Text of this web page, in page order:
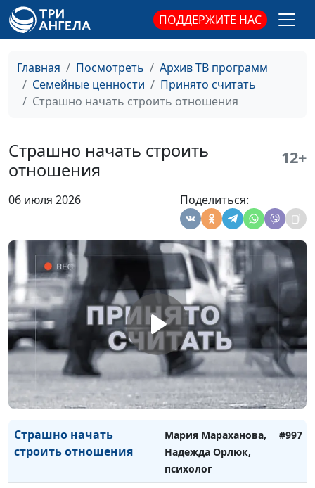
ПОДДЕРЖИТЕ НАС
Главная Посмотреть
Архив ТВ программ
Семейные ценности
Принято считать
Страшно начать строить отношения
Страшно начать строить
отношения
12+
06 июля 2026 Поделиться:
нестабилен
Надежда Орлюк,
психолог
Как жить после утраты
Мария Мараханова,
Надежда Орлюк,
психолог
#1000
Правильно ли всегда
соглашаться, лишь бы
не конфликтовать?
Мария Мараханова,
Надежда Орлюк,
психолог
#999
Ответственны ли мы за
чувства других людей?
Мария Мараханова,
Надежда Орлюк,
психолог
#998
Страшно начать
строить отношения
Мария Мараханова,
Надежда Орлюк,
психолог
#997